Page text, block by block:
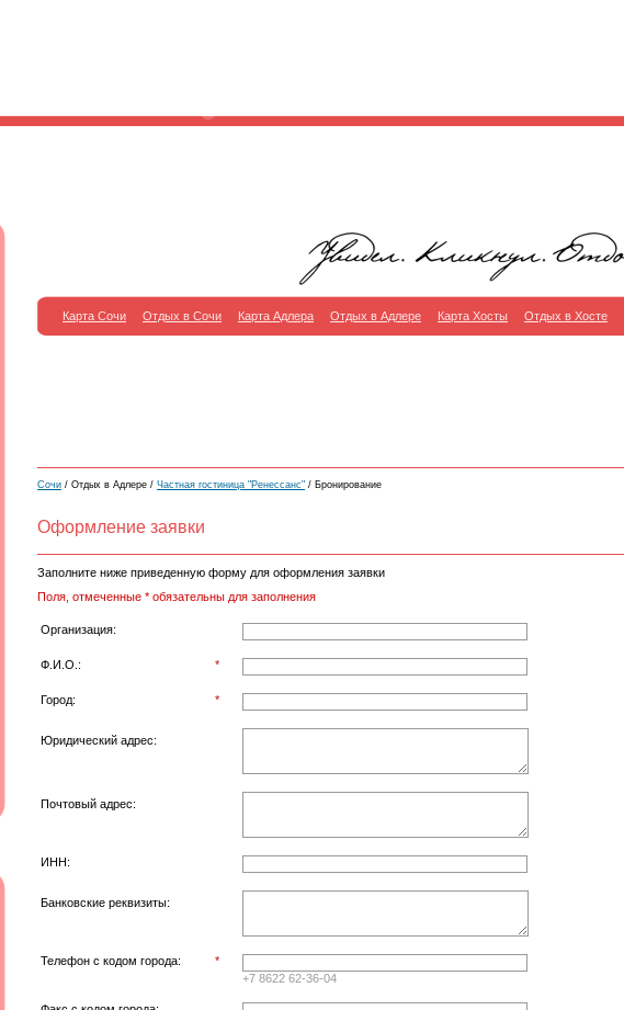
Карта Сочи Отдых в Сочи Карта Адлера Отдых в Адлере Карта Хосты Отдых в Хосте
Сочи / Отдых в Адлере / Частная гостиница "Ренессанс" / Бронирование
Оформление заявки
Заполните ниже приведенную форму для оформления заявки
Поля, отмеченные * обязательны для заполнения
Организация:
Ф.И.О.: *
Город: *
Юридический адрес:
Почтовый адрес:
ИНН:
Банковские реквизиты:
Телефон с кодом города:
*
+7 8622 62-36-04